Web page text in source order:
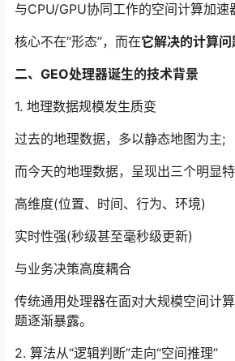
与CPU/GPU协同工作的空间计算加速
核心不在“形态”，而在它解决的计算
二、GEO处理器诞生的技术背景
1. 地理数据规模发生质变
过去的地理数据，多以静态地图为主;
而今天的地理数据，呈现出三个明显特
高维度(位置、时间、行为、环境)
实时性强(秒级甚至毫秒级更新)
与业务决策高度耦合
传统通用处理器在面对大规模空间计
题逐渐暴露。
2. 算法从“逻辑判断”走向“空间推理”